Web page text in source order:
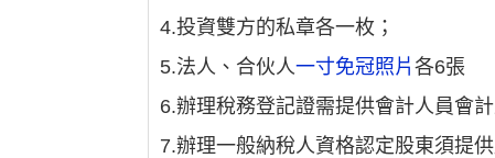
4.投資雙方的私章各一枚；
5.法人、合伙人一寸免冠照片各6張
6.辦理稅務登記證需提供會計人員會
7.辦理一般納稅人資格認定股東須提供